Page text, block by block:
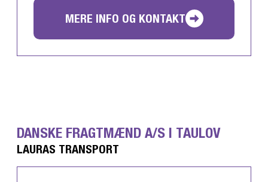
MERE INFO OG KONTAKT
DANSKE FRAGTMÆND A/S I TAULOV
LAURAS TRANSPORT